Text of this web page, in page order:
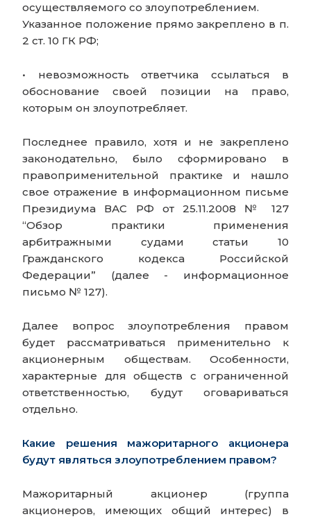
осуществляемого со злоупотреблением.
Указанное положение прямо закреплено в п.
2 ст. 10 ГК РФ;
• невозможность ответчика ссылаться в
обоснование своей позиции на право,
которым он злоупотребляет.
Последнее правило, хотя и не закреплено
законодательно, было сформировано в
правоприменительной практике и нашло
свое отражение в информационном письме
Президиума ВАС РФ от 25.11.2008 № 127
“Обзор практики применения
арбитражными судами статьи 10
Гражданского кодекса Российской
Федерации” (далее - информационное
письмо № 127).
Далее вопрос злоупотребления правом
будет рассматриваться применительно к
акционерным обществам. Особенности,
характерные для обществ с ограниченной
ответственностью, будут оговариваться
отдельно.
Какие решения мажоритарного акционера
будут являться злоупотреблением правом?
Мажоритарный акционер (группа
акционеров, имеющих общий интерес) в